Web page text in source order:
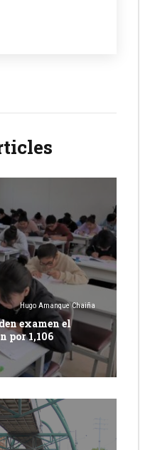
Hugo Amanque Chaiña
examen el
por 1,106